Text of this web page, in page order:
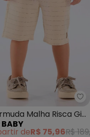
Infantil
Malha Risca Giz
BABY
deR$ 75,96R$